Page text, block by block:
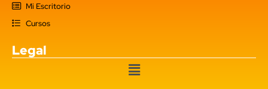
Mi Escritorio
Cursos
Legal